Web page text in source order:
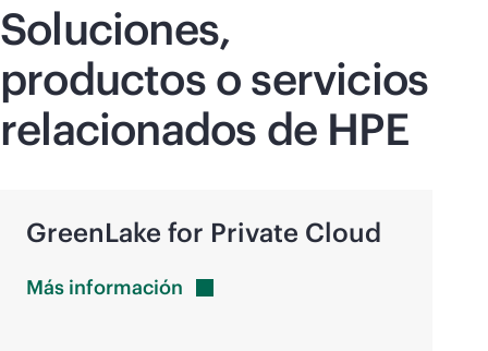
Soluciones,
productos o servicios
relacionados de HPE
GreenLake for Private Cloud
Más información